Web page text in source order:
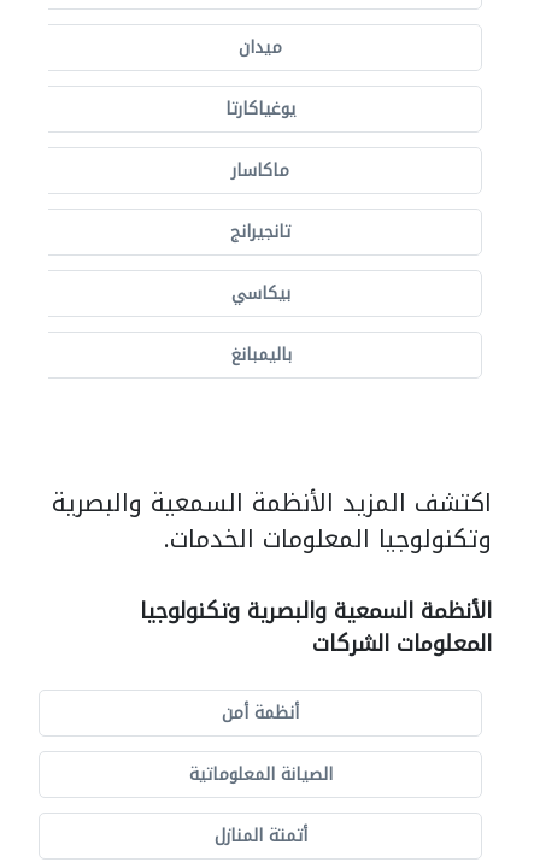
ميدان
يوغياكارتا
ماكاسار
تانجيرانج
بيكاسي
باليمبانغ
اكتشف المزيد الأنظمة السمعية والبصرية
وتكنولوجيا المعلومات الخدمات.
الأنظمة السمعية والبصرية وتكنولوجيا
المعلومات الشركات
أنظمة أمن
الصيانة المعلوماتية
أتمتة المنازل